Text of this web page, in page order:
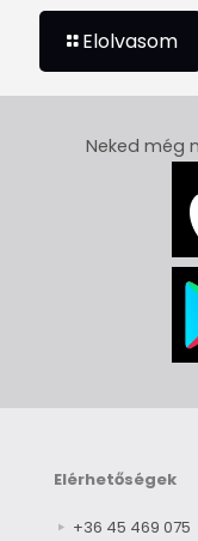
Elolvasom
Neked még
Elérhetőségek
+36 45 469 075